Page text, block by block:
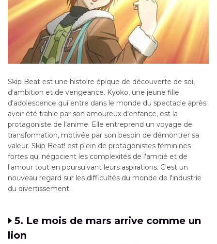
Skip Beat est une histoire épique de découverte de soi,
d'ambition et de vengeance. Kyoko, une jeune fille
d'adolescence qui entre dans le monde du spectacle après
avoir été trahie par son amoureux d'enfance, est la
protagoniste de l'anime. Elle entreprend un voyage de
transformation, motivée par son besoin de démontrer sa
valeur. Skip Beat! est plein de protagonistes féminines
fortes qui négocient les complexités de l'amitié et de
l'amour tout en poursuivant leurs aspirations. C'est un
nouveau regard sur les difficultés du monde de l'industrie
du divertissement.
5. Le mois de mars arrive comme un
lion